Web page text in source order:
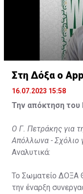
Στη Δόξα ο
16.07.2023 15:58
Την απόκτηση του
Ο Γ. Πετράκης για
Απόλλωνα - Σχόλιο
Αναλυτικά:
Το Σωματείο ΔΟΞΑ
την έναρξη